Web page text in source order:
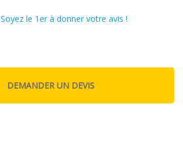
Soyez le 1er à donner votre avis !